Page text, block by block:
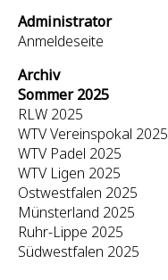
Administrator
Anmeldeseite
Archiv
Sommer 2025
RLW 2025
WTV Vereinspokal 2025
WTV Padel 2025
WTV Ligen 2025
Ostwestfalen 2025
Münsterland 2025
Ruhr-Lippe 2025
Südwestfalen 2025